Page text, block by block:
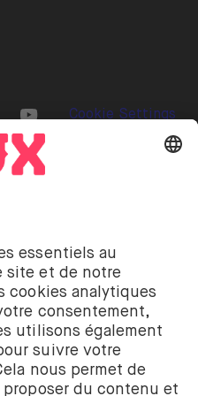
de langue
to "Twitter"
Go to "Youtube"
Cookie Settings
Tu peux perdre ton
de BUX pour les
par BUX B.V. BUX B.V.
de commerce
le numéro
et réglementé par
financiers
– AFM).